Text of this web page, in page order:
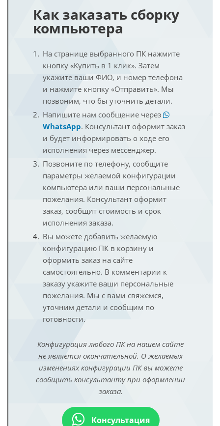
Как заказать сборку
компьютера
На странице выбранного ПК нажмите
кнопку «Купить в 1 клик». Затем
укажите ваши ФИО, и номер телефона
и нажмите кнопку «Отправить». Мы
позвоним, что бы уточнить детали.
Напишите нам сообщение через
WhatsApp. Консультант оформит заказ
и будет информировать о ходе его
исполнения через мессенджер.
Позвоните по телефону, сообщите
параметры желаемой конфигурации
компьютера или ваши персональные
пожелания. Консультант оформит
заказ, сообщит стоимость и срок
исполнения заказа.
Вы можете добавить желаемую
конфигурацию ПК в корзину и
оформить заказ на сайте
самостоятельно. В комментарии к
заказу укажите ваши персональные
пожелания. Мы с вами свяжемся,
уточним детали и сообщим по
готовности.
Конфигурация любого ПК на нашем сайте
не является окончательной. О желаемых
изменениях конфигурации ПК вы можете
сообщить консультанту при оформлении
заказа.
Консультация